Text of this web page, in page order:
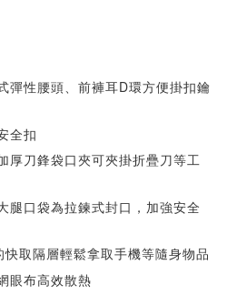
彈性腰頭、前褲耳D環方便掛扣鑰
全扣
厚刀鋒袋口夾可夾掛折疊刀等工
腿口袋為拉鍊式封口，加強安全
取隔層輕鬆拿取手機等隨身物品
眼布高效散熱